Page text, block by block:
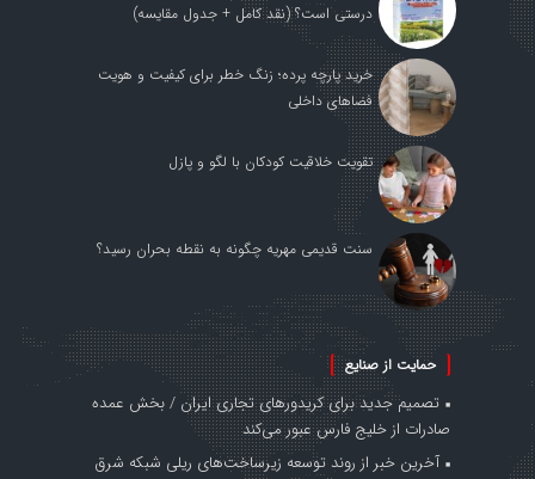
درستی است؟ (نقد کامل + جدول مقایسه)
خرید پارچه پرده؛ زنگ خطر برای کیفیت و هویت
فضاهای داخلی
تقویت خلاقیت کودکان با لگو و پازل
سنت قدیمی مهریه چگونه به نقطه بحران رسید؟
حمایت از صنایع
تصمیم جدید برای کریدورهای تجاری ایران / بخش عمده
صادرات از خلیج فارس عبور می‌کند
آخرین خبر از روند توسعه زیرساخت‌های ریلی شبکه شرق